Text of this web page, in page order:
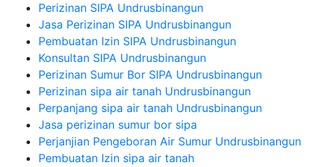
Perizinan SIPA Undrusbinangun
Jasa Perizinan SIPA Undrusbinangun
Pembuatan Izin SIPA Undrusbinangun
Konsultan SIPA Undrusbinangun
Perizinan Sumur Bor SIPA Undrusbinangun
Perizinan sipa air tanah Undrusbinangun
Perpanjang sipa air tanah Undrusbinangun
Jasa perizinan sumur bor sipa
Perjanjian Pengeboran Air Sumur Undrusbinangun
Pembuatan Izin sipa air tanah